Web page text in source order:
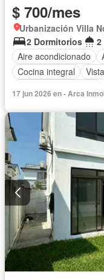
$ 700/mes
Urbanización Villa
2 Dormitorios
2
Aire acondicionado
Cocina integral
Cuarto de servicio
Acceso para
Electricidad
Sin amoblar
17 jun 2026 en - Arca